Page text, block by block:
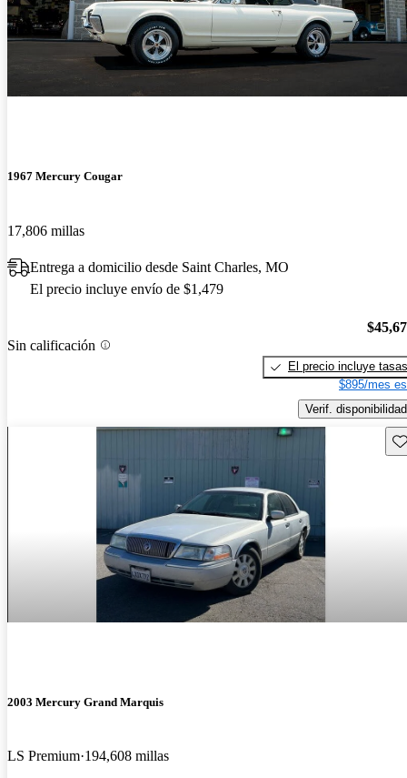
1967 Mercury Cougar
17,806 millas
Entrega a domicilio desde Saint Charles, MO
El precio incluye envío de $1,479
Sin calificación
El precio incluye tasas
$895/mes
Verif. disponibilidad
2003 Mercury Grand Marquis
LS Premium 194,608 millas